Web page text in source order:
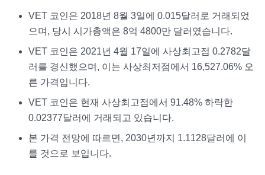
VET 코인은 2018년 8월 3일에 0.015달러로 거래되었
으며, 당시 시가총액은 8억 4800만 달러였습니다.
VET 코인은 2021년 4월 17일에 사상최고점 0.2782달
러를 경신했으며, 이는 사상최저점에서 16,527.06% 오
른 가격입니다.
VET 코인은 현재 사상최고점에서 91.48% 하락한
0.02377달러에 거래되고 있습니다.
본 가격 전망에 따르면, 2030년까지 1.1128달러에 이
를 것으로 보입니다.